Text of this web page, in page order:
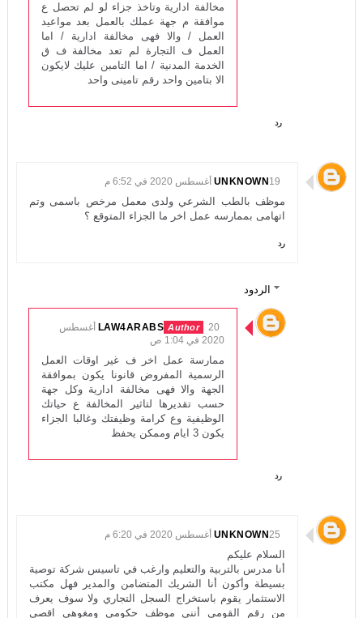
مخالفة ادارية وتاخذ جزاء لو لم تحصل ع
موافقة م جهة عملك بالعمل بعد مواعيد
العمل / والا فهى مخالفة ادارية / اما
العمل ف التجارة لم تعد مخالفة ف ق
الخدمة المدنية / اما التامبن عليك لايكون
الا بتامين واحد رقم تامينى واحد
رد
UNKNOWN 19 أغسطس 2020 في 6:52 م
موظف بالطب الشرعي ولدى معمل مرخص باسمى وتم
اتهامى بممارسه عمل اخر ما الجزاء المتوقع ؟
رد
الردود
LAW4ARABS 20 أغسطس
2020 في 1:04 ص
ممارسة عمل اخر ف غير اوقات العمل
الرسمية المفروض قانونا يكون بموافقة
الجهة والا فهى مخالفة ادارية وكل جهة
حسب تقديرها لتاثير المخالفة ع حياتك
الوظيفية وع كرامة وظيفتك وغالبا الجزاء
يكون 3 ايام وممكن يحفظ
رد
UNKNOWN25 أغسطس 2020 في 6:20 م
السلام عليكم
أنا مدرس بالتربية والتعليم وارغب في تاسيس شركة توصية
بسيطة وأكون أنا الشريك المتضامن والمدير فهل مكتب
الاستثمار يقوم باستخراج السجل التجاري ولا سوف يعرف
من رقم القومي أنني موظف حكومي ومغوهي اقصي